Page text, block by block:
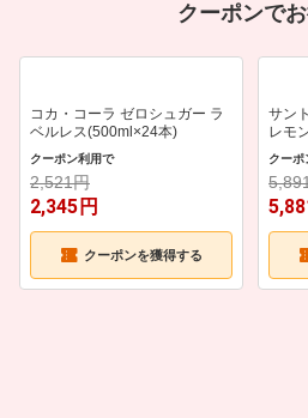
※楽天IDを使用せずに楽天モバイルに申し込みを
※ポイント最大49.5倍を達成するためにはSPU
クーポンで
コカ・コーラ ゼロシュガー ラ
ベルレス(500ml×24本)
クーポン利用で
2,521円
2,345 円
クーポンを獲得する
サン
レモ
クーポ